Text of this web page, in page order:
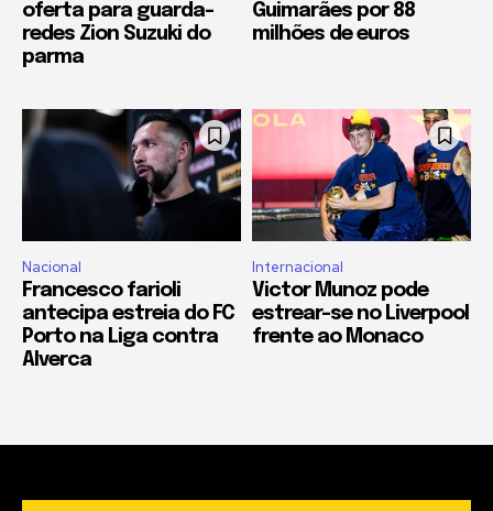
oferta para guarda-
redes Zion Suzuki do
parma
Guimarães por 88
milhões de euros
Nacional
Francesco farioli
antecipa estreia do FC
Porto na Liga contra
Alverca
Internacional
Victor Munoz pode
estrear-se no Liverpool
frente ao Monaco